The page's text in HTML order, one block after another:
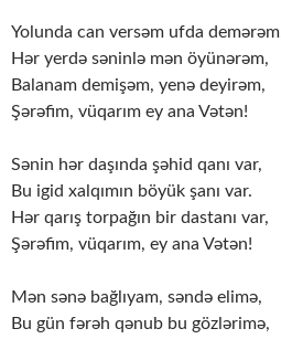
Yolunda can versəm ufda
Hər yerdə səninlə mən öyünərəm,
Balanam demişəm, yenə deyirəm,
Şərəfim, vüqarım ey ana Vətən!
Sənin hər daşında şəhid qanı var,
Bu igid xalqımın böyük şanı var.
Hər qarış torpağın bir dastanı var,
Şərəfim, vüqarım, ey ana Vətən!
Mən sənə bağlıyam, səndə elimə,
Bu gün fərəh qənub bu gözlərimə,